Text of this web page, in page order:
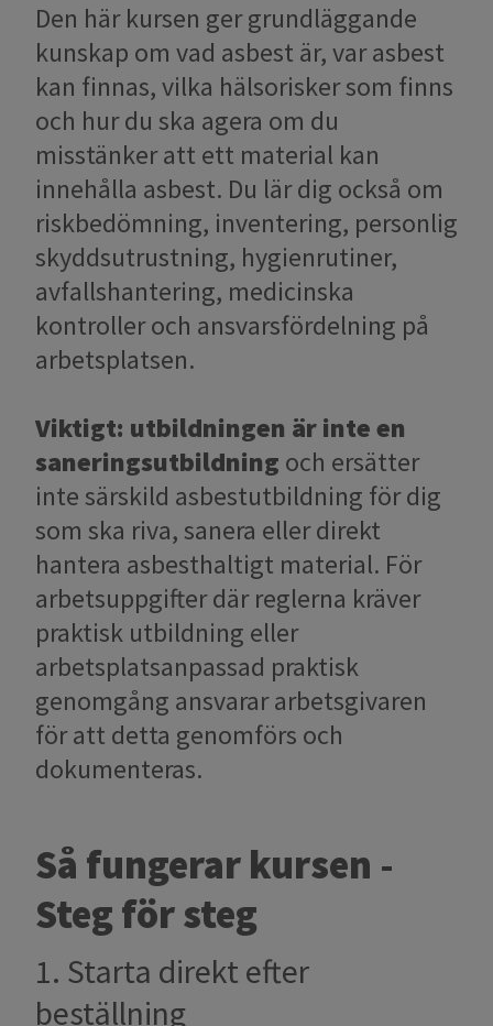
Den här kursen ger grundläggande
kunskap om vad asbest är, var asbest
kan finnas, vilka hälsorisker som finns
och hur du ska agera om du
misstänker att ett material kan
innehålla asbest. Du lär dig också om
riskbedömning, inventering, personlig
skyddsutrustning, hygienrutiner,
avfallshantering, medicinska
kontroller och ansvarsfördelning på
arbetsplatsen.
Viktigt: utbildningen är inte en
saneringsutbildning och ersätter
inte särskild asbestutbildning för dig
som ska riva, sanera eller direkt
hantera asbesthaltigt material. För
arbetsuppgifter där reglerna kräver
praktisk utbildning eller
arbetsplatsanpassad praktisk
genomgång ansvarar arbetsgivaren
för att detta genomförs och
dokumenteras.
Så fungerar kursen -
Steg för steg
1. Starta direkt efter
beställning